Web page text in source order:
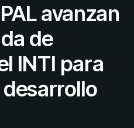
avanzan
de
INTI para